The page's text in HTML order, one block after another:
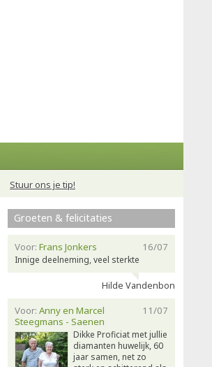
Stuur ons je tip!
Groeten & felicitaties
16/07
Voor: Frans Jonkers
Innige deelneming, veel sterkte
Hilde Vandenbon
11/07
Voor: Anny en Marcel
Steegmans - Saenen
Dikke Proficiat met jullie
diamanten huwelijk, 60
jaar samen, net zo